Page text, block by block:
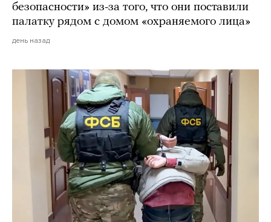
безопасности» из-за того, что они поставили
палатку рядом с домом «охраняемого лица»
день назад